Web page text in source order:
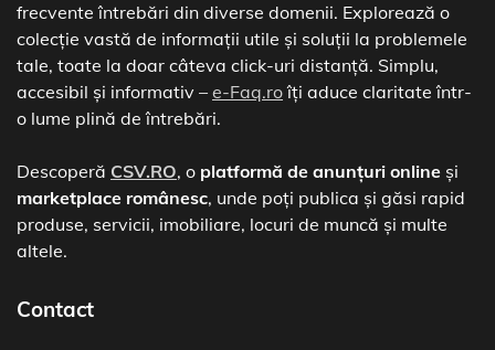
frecvente întrebări din diverse domenii. Explorează o
colecție vastă de informații utile și soluții la problemele
tale, toate la doar câteva click-uri distanță. Simplu,
accesibil și informativ – e-Faq.roîți aduce claritate într-
o lume plină de întrebări.
Descoperă CSV.RO, o platformă de anunțuri online și
marketplace românesc, unde poți publica și găsi rapid
produse, servicii, imobiliare, locuri de muncă și multe
altele.
Contact